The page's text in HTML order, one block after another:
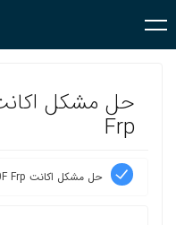
Frp
حل مشکل اکانت Samsung A520F Frp